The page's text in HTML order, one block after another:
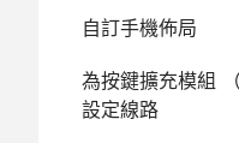
自訂手機佈局
為按鍵擴充模組 （
設定線路